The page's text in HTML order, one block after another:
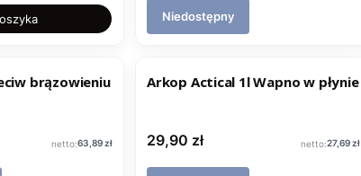
Niedostępny
brązowieniu
Cena
63,89 zł
Arkop Actical 1l Wapno w płynie
Cena
29,90 zł Cena
27,69 zł